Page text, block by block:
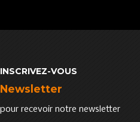
INSCRIVEZ-VOUS
Newsletter
pour recevoir notre newsletter